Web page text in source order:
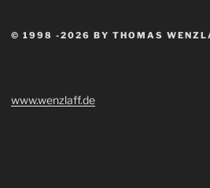
© 1998 -2026 BY THOMAS
www.wenzlaff.de